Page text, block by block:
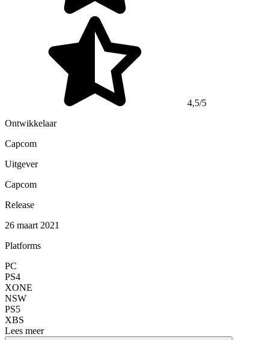
4,5/5
Ontwikkelaar
Capcom
Uitgever
Capcom
Release
26 maart 2021
Platforms
PC
PS4
XONE
NSW
PS5
XBS
Lees meer